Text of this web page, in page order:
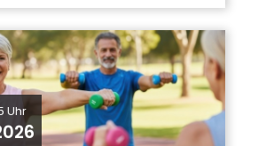
Uhr